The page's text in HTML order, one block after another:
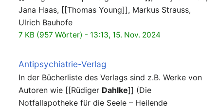
Jana Haas, [[Thomas Young]], Markus Strauss,
Ulrich Bauhofe
7 KB (957 Wörter) - 13:13, 15. Nov. 2024
Antipsychiatrie-Verlag
In der Bücherliste des Verlags sind z.B. Werke von
Autoren wie [[Rüdiger Dahlke]] (Die
Notfallapotheke für die Seele – Heilende